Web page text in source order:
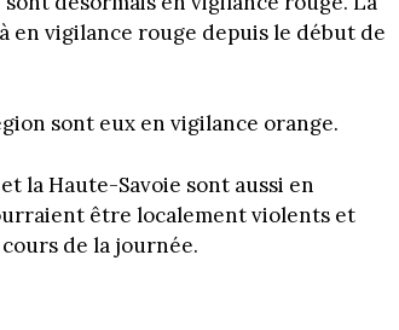
vigilance rouge depuis le début de
sont eux en vigilance orange.
la Haute-Savoie sont aussi en
être localement violents et
de la journée.